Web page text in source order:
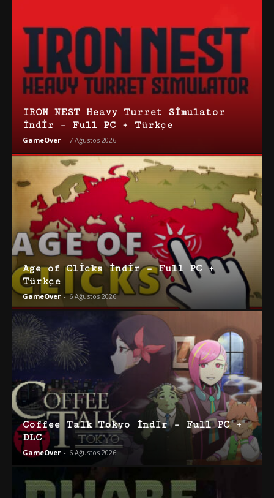
IRON NEST Heavy Turret Simulator
İndir – Full PC + Türkçe
GameOver - 7 Ağustos 2026
Age of Clicks İndir – Full PC +
Türkçe
GameOver - 6 Ağustos 2026
Coffee Talk Tokyo İndir – Full PC +
DLC
GameOver - 6 Ağustos 2026